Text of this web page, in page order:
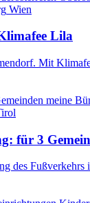
Wien
Lila
Mit
meine
für 3
des